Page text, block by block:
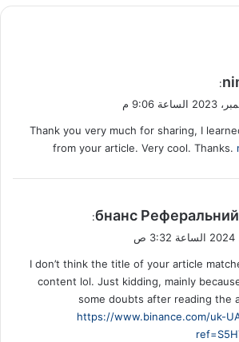
:
Thank you very much for sharing, I
from your article. Very cool. Thanks.
бнанс
:
I don’t think the title of your article
content lol. Just kidding, mainly
some doubts after reading the
https://www.binance.com/uk-